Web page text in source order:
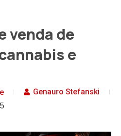
venda de
e
Genauro Stefanski